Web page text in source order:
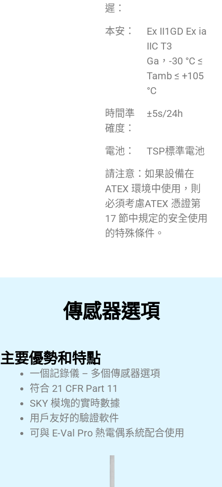
遲：
本安：
Ex II1GD Ex ia
IIC T3
Ga，-30 °C ≤
Tamb ≤ +105
°C
時間準
確度：
±5s/24h
電池：
TSP標準電池
請注意：如果設備在
ATEX 環境中使用，則
必須考慮ATEX 憑證第
17 節中規定的安全使用
的特殊條件。
傳感器選項
主要優勢和特點
一個記錄儀 – 多個傳感器選項
符合 21 CFR Part 11
SKY 模塊的實時數據
用戶友好的驗證軟件
可與 E-Val Pro 熱電偶系統配合使用